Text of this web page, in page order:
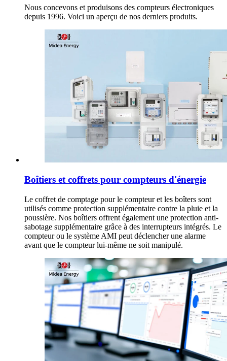
Nous concevons et produisons des compteurs électroniques
depuis 1996. Voici un aperçu de nos derniers produits.
Boîtiers et coffrets pour compteurs d'énergie
Le coffret de comptage pour le compteur et les boîters sont
utilisés comme protection supplémentaire contre la pluie et la
poussière. Nos boîtiers offrent également une protection anti-
sabotage supplémentaire grâce à des interrupteurs intégrés. Le
compteur ou le système AMI peut déclencher une alarme
avant que le compteur lui-même ne soit manipulé.